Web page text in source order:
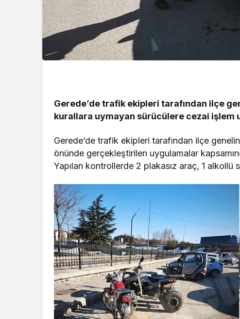
Gerede’de trafik ekipleri tarafından ilçe
kurallara uymayan sürücülere cezai işlem
Gerede’de trafik ekipleri tarafından ilçe
önünde gerçekleştirilen uygulamalar
Yapılan kontrollerde 2 plakasız araç, 1